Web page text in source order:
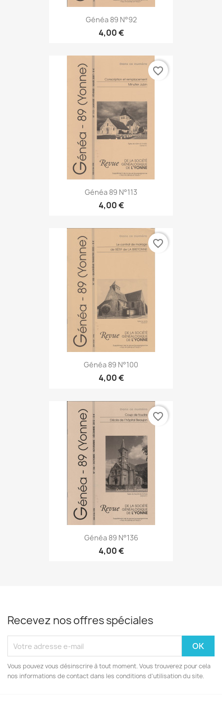
Généa 89 N°92
4,00 €
Généa 89 N°113
4,00 €
favorite_border
Généa 89 N°100
4,00 €
favorite_border
Généa 89 N°136
4,00 €
favorite_border
Recevez nos offres spéciales
Vous pouvez vous désinscrire à tout moment. Vous trouverez pour cela
nos informations de contact dans les conditions d'utilisation du site.